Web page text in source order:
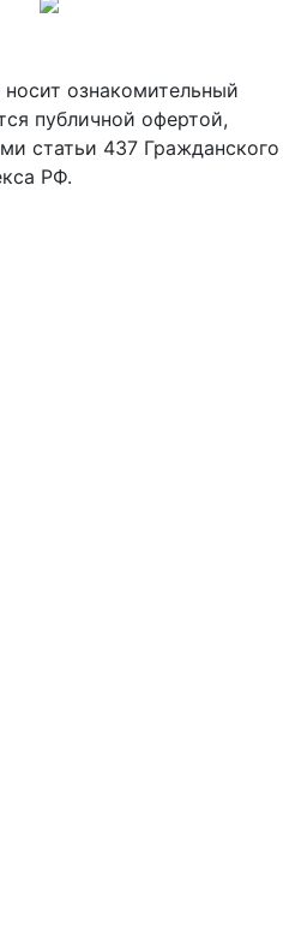
ознакомительный
публичной офертой,
статьи 437 Гражданского
РФ.